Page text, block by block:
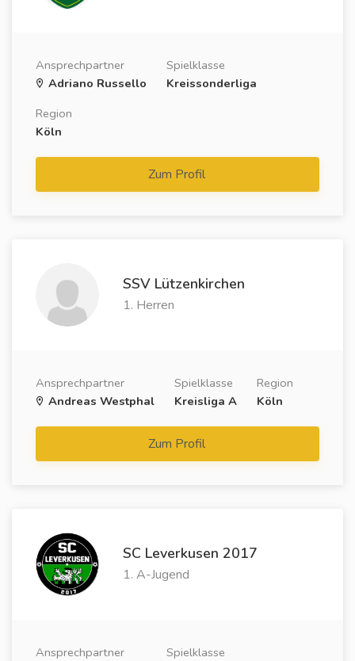
Ansprechpartner
Adriano Russello
Spielklasse
Kreissonderliga
Region
Köln
Zum Profil
SSV Lützenkirchen
1. Herren
Ansprechpartner
Andreas Westphal
Spielklasse
Kreisliga A
Region
Köln
Zum Profil
SC Leverkusen 2017
1. A-Jugend
Ansprechpartner
Spielklasse